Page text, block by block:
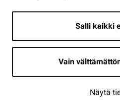
Salli kaikki
Vain
Näytä
Saavutettavuusseloste